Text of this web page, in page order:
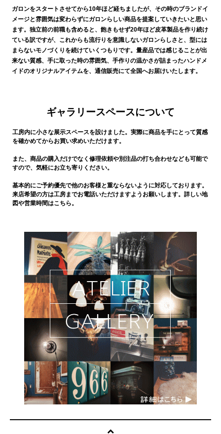
ガロンをスタートさせてから10年ほど経ちましたが、その時のブランドイ
メージと雰囲気は変わらずにガロンらしい商品を提案していきたいと思い
ます。独立前の前職も含めると、飽きもせず20年ほど皮革製品を作り続け
ている訳ですが、これからも流行りを意識しないガロンらしさと、型には
まらないモノづくりを続けていくつもりです。量産品では感じることが出
来ない質感、手に取った時の雰囲気、手作りの温かさが詰まったハンドメ
イドのオリジナルアイテムを、通信販売にて全国へお届けいたします。
ギャラリースペースについて
工房内に小さな展示スペースを設けました。実際に商品を手にとって質感
を確かめてからお買い求めいただけます。
また、商品の購入だけでなく修理依頼や別注品の打ち合わせなども可能で
すので、気軽にお立ち寄りください。
基本的にご予約優先で他のお客様と重ならないように対応しております。
来店希望の方は工房までお電話いただけますようお願いします。詳しい地
図や営業時間はこちら。